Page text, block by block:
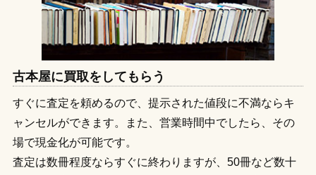
古本屋に買取をしてもらう
すぐに査定を頼めるので、提示された値段に不満ならキ
ャンセルができます。また、営業時間中でしたら、その
場で現金化が可能です。
査定は数冊程度ならすぐに終わりますが、50冊など数十